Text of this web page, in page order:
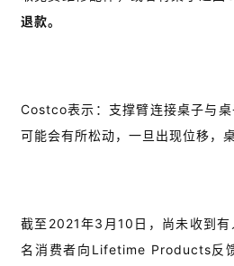
退款。
Costco表示：支撑臂连接桌子与
可能会有所松动，一旦出现位移，
截至2021年3月10日，尚未收到
名消费者向Lifetime Products反